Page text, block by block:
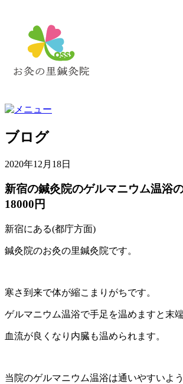
ブログ
2020年12月18日
新宿の鍼灸院のゲルマニウム温浴
18000円
新宿にある(都庁方面)
鍼灸院のお灸の里鍼灸院です。
寒さ到来で体が縮こまりがちです。
ゲルマニウム温浴で手足を温めますと末
血流が良くなり内臓も温められます。
当院のゲルマニウム温浴は通いやすいよ